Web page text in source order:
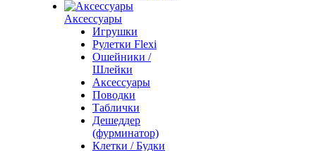
Аксессуары
Игрушки
Рулетки Flexi
Ошейники /
Шлейки
Аксессуары
Поводки
Таблички
Дешеддер
(фурминатор)
Клетки / Будки